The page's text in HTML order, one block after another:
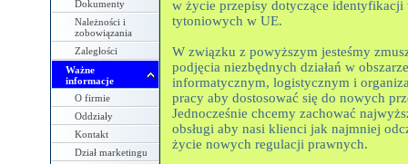
Dokumenty
Należności i
zobowiązania
Zaległości
Ważne
informacje
O firmie
Oddziały
Kontakt
Dział marketingu
w życie przepisy dotyczące
tytoniowych w UE.
W związku z powyższym jesteśmy
podjęcia niezbędnych działań w obszarze
informatycznym, logistycznym i
pracy aby dostosować się do nowych
Jednocześnie chcemy zachować
obsługi aby nasi klienci jak najmniej
życie nowych regulacji prawnych.